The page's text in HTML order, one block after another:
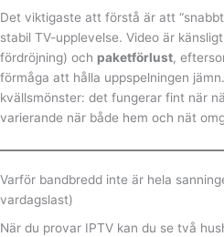
Det viktigaste att förstå är att
stabil TV-upplevelse. Video är
fördröjning) och paketförlust,
förmåga att hålla uppspelningen
kvällsmönster: det fungerar fint när
varierande när både hem och nät
Varför bandbredd inte är hela
vardagslast)
När du provar IPTV kan du se två